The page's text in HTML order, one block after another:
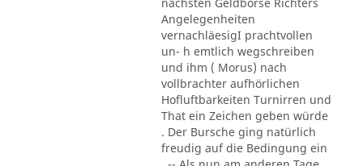
Angelegenheiten
vernachläesigI prachtvollen
un- h emtlich wegschreiben
und ihm ( Morus) nach
vollbrachter aufhörlichen
Hofluftbarkeiten Turnirren und
That ein Zeichen geben würde
. Der Bursche ging natürlich
freudig auf die Bedingung ein